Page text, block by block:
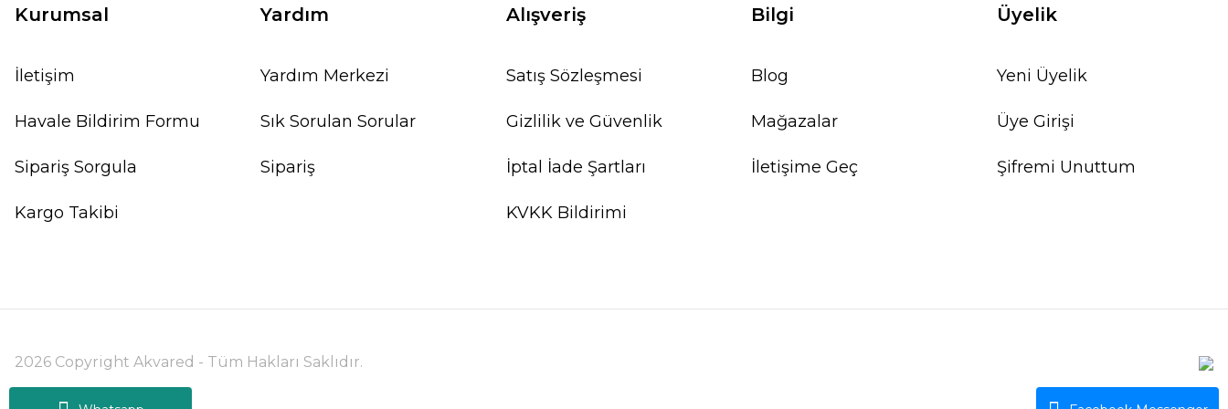
71,41 TL
Kurumsal
İletişim
Havale Bildirim Formu
Sipariş Sorgula
Kargo Takibi
Yardım
Yardım Merkezi
Sık Sorulan Sorular
Sipariş
Alışveriş
Satış Sözleşmesi
Gizlilik ve Güvenlik
İptal İade Şartları
KVKK Bildirimi
Bilgi
Blog
Mağazalar
İletişime Geç
Üyelik
Yeni Üyelik
Üye Girişi
Şifremi Unuttum
2026 Copyright Akvared - Tüm Hakları Saklıdır.